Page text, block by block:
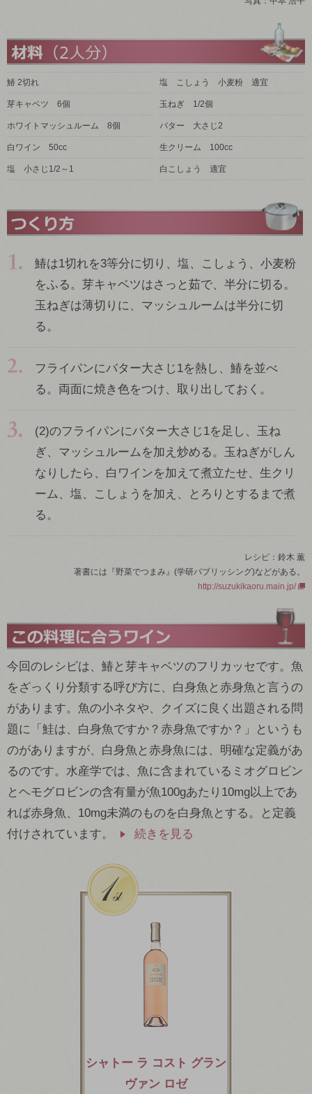
鰆 2切れ
芽キャベツ 6個
ホワイトマッシュルーム 8個
白ワイン 50cc
塩 小さじ1/2～1
塩 こしょう 小麦粉 適宜
玉ねぎ 1/2個
バター 大さじ2
生クリーム 100cc
白こしょう 適宜
鰆は1切れを3等分に切り、塩、こしょう、小麦粉
をふる。芽キャベツはさっと茹で、半分に切る。
玉ねぎは薄切りに、マッシュルームは半分に切
る。
フライパンにバター大さじ1を熱し、鰆を並べ
る。両面に焼き色をつけ、取り出しておく。
(2)のフライパンにバター大さじ1を足し、玉ね
ぎ、マッシュルームを加え炒める。玉ねぎがしん
なりしたら、白ワインを加えて煮立たせ、生クリ
ーム、塩、こしょうを加え、とろりとするまで煮
る。
レシピ：鈴木 薫
著書には『野菜でつまみ』(学研パブリッシング)などがある。
http://suzukikaoru.main.jp/
今回のレシピは、鰆と芽キャベツのフリカッセです。魚
をざっくり分類する呼び方に、白身魚と赤身魚と言うの
があります。魚の小ネタや、クイズに良く出題される問
題に「鮭は、白身魚ですか？赤身魚ですか？」というも
のがありますが、白身魚と赤身魚には、明確な定義があ
るのです。水産学では、魚に含まれているミオグロビン
とヘモグロビンの含有量が魚100gあたり10mg以上であ
れば赤身魚、10mg未満のものを白身魚とする。と定義
付けされています。
続きを見る
シャトー ラ コスト グラン
ヴァン ロゼ